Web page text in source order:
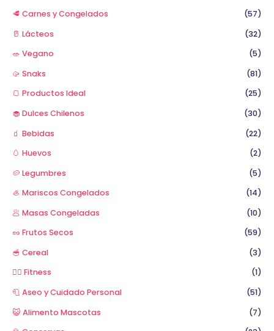
🥩 Carnes y Congelados
(57)
🥛 Lácteos
(32)
🥗 Vegano
(5)
🥠 Snaks
(81)
🍞 Productos Ideal
(25)
🧁 Dulces Chilenos
(30)
🧃 Bebidas
(22)
🥚 Huevos
(2)
🥔 Legumbres
(5)
🦪 Mariscos Congelados
(14)
🥟 Masas Congeladas
(10)
🥜 Frutos Secos
(59)
🥣 Cereal
(3)
🏋️‍♂️ Fitness
(1)
🧻 Aseo y Cuidado Personal
(51)
😺 Alimento Mascotas
(7)